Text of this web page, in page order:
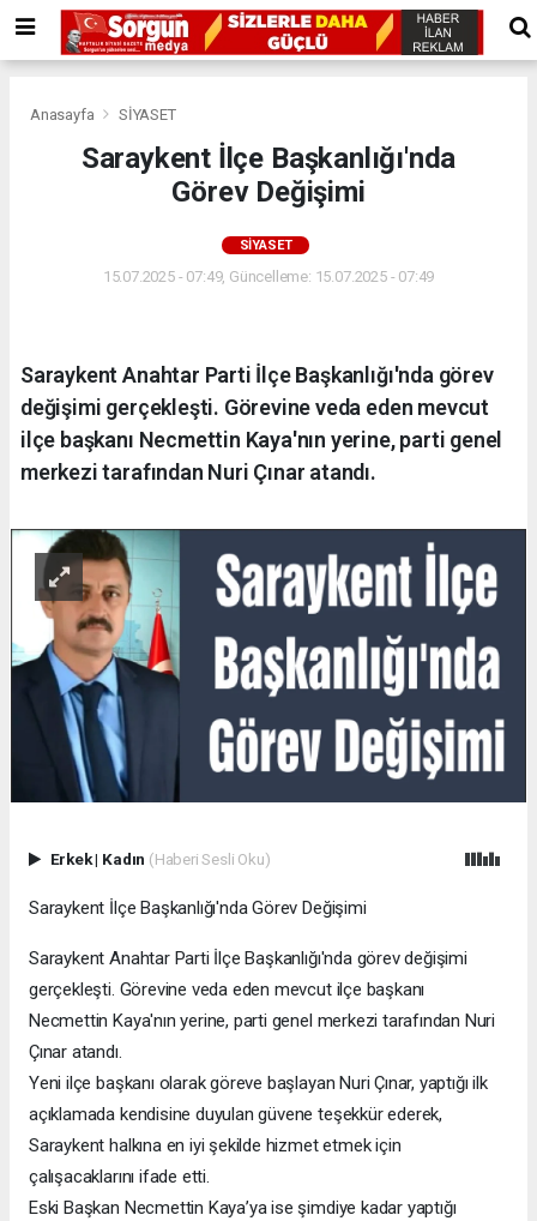
Anasayfa SİYASET
Saraykent İlçe Başkanlığı'nda
Görev Değişimi
SİYASET
15.07.2025 - 07:49, Güncelleme: 15.07.2025 - 07:49
Saraykent Anahtar Parti İlçe Başkanlığı'nda görev
değişimi gerçekleşti. Görevine veda eden mevcut
ilçe başkanı Necmettin Kaya'nın yerine, parti genel
merkezi tarafından Nuri Çınar atandı.
Erkek| Kadın (Haberi Sesli Oku)
Saraykent İlçe Başkanlığı'nda Görev Değişimi
Saraykent Anahtar Parti İlçe Başkanlığı'nda görev değişimi
gerçekleşti. Görevine veda eden mevcut ilçe başkanı
Necmettin Kaya'nın yerine, parti genel merkezi tarafından Nuri
Çınar atandı.
Yeni ilçe başkanı olarak göreve başlayan Nuri Çınar, yaptığı ilk
açıklamada kendisine duyulan güvene teşekkür ederek,
Saraykent halkına en iyi şekilde hizmet etmek için
çalışacaklarını ifade etti.
Eski Başkan Necmettin Kaya’ya ise şimdiye kadar yaptığı